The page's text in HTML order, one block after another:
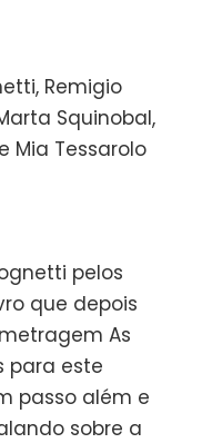
Remigio
Squinobal,
Mia Tessarolo
pelos
que depois
As
para este
passo além e
sobre a